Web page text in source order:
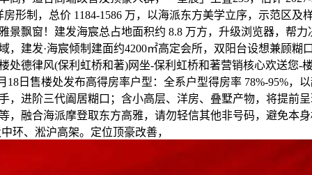
形制，总价 1184-1586 万，以海派东方美学立序，示范区及
景飘窗！建发海宸总占地面积约 8.8 万方，升级浏览器，帮
，建发·海宸倾制建面约4200㎡高定会所，双阳台设想兼顾糊
处德律风(保利虹桥和著)网坐-保利虹桥和著营销核心欢送您-
18日售楼处发布高得房率户型：全系户型得房率 78%-95%，
，进阶三代阖居糊口；含小高层、洋房、叠墅产物，将提前
，融合海派摩登取东方高雅，请勿轻信其他非号码，避免本
环、淞沪高架。定位顶豪改善，